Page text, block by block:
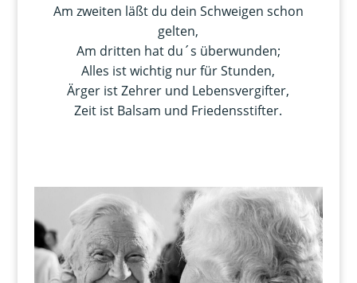
Am zweiten läßt du dein Schweigen schon
gelten,
Am dritten hat du´s überwunden;
Alles ist wichtig nur für Stunden,
Ärger ist Zehrer und Lebensvergifter,
Zeit ist Balsam und Friedensstifter.